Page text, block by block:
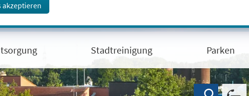
akzeptieren
Stadtreinigung Parken